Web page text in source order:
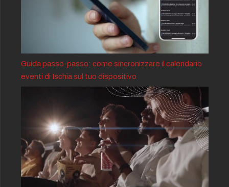
Guida passo-passo: come sincronizzare il calendario
eventi di Ischia sul tuo dispositivo